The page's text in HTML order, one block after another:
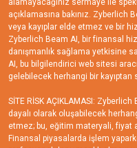
alamayacağınız sermaye ile
açıklamasına bakınız.
veya kayıplar elde etmez ve bir
Zyberlich Beam AI, bir finansal
danışmanlık sağlama yetkisine
AI, bu bilgilendirici web sitesi
gelebilecek herhangi bir kayıptan
SİTE RİSK AÇIKLAMASI:
dayalı olarak oluşabilecek
etmez; bu, eğitim materyali, fiyat
Finansal piyasalarda işlem